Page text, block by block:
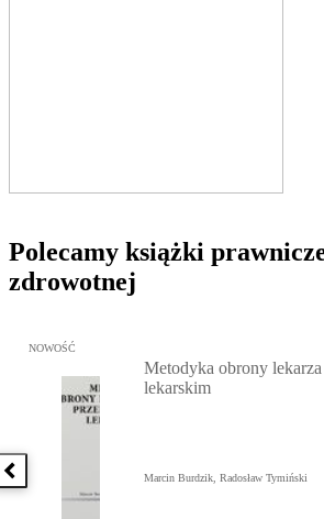
Polecamy książki
zdrowotnej
Poprzednia książka
Przejdź do: Metodyka obrony lekarza
NOWOŚĆ
Metodyka obrony lekarza
lekarskim
Marcin Burdzik, Radosław Tymiński